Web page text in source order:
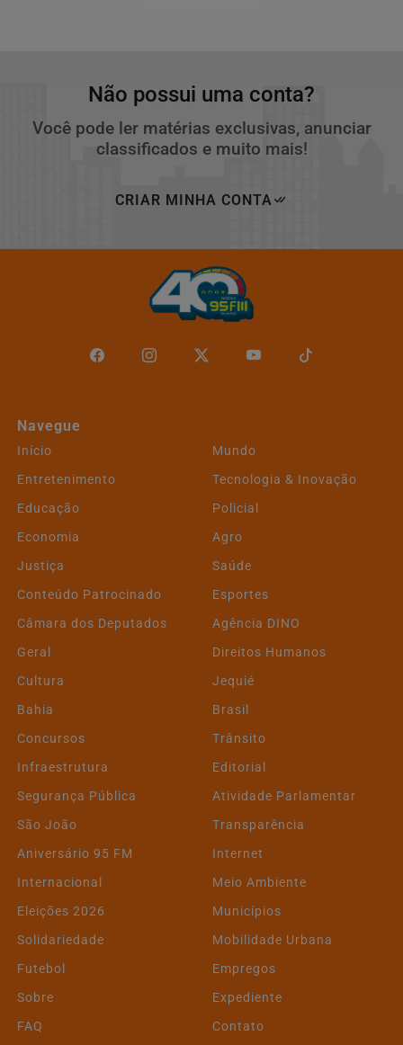
Não possui uma conta?
Você pode ler matérias exclusivas, anunciar
classificados e muito mais!
CRIAR MINHA CONTA
Navegue
Início
Mundo
Entretenimento
Tecnologia & Inovação
Educação
Policial
Economia
Agro
Justiça
Saúde
Conteúdo Patrocinado
Esportes
Câmara dos Deputados
Agência DINO
Geral
Direitos Humanos
Cultura
Jequié
Bahia
Brasil
Concursos
Trânsito
Infraestrutura
Editorial
Segurança Pública
Atividade Parlamentar
São João
Transparência
Aniversário 95 FM
Internet
Internacional
Meio Ambiente
Eleições 2026
Municípios
Solidariedade
Mobilidade Urbana
Futebol
Empregos
Sobre
Expediente
FAQ
Contato